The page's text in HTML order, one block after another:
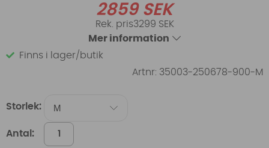
2859SEK
3299 SEK
Mer information
Finns i lager/butik
Artnr: 35003-250678-900-M
Storlek:
Antal: